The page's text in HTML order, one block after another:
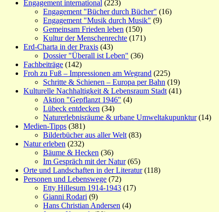
Engagement international (223)
Engagement "Bücher durch Bücher" (16)
Engagement "Musik durch Musik" (9)
Gemeinsam Frieden leben (150)
Kultur der Menschenrechte (171)
Erd-Charta in der Praxis (43)
Dossier "Überall ist Leben" (36)
Fachbeiträge (142)
Froh zu Fuß – Impressionen am Wegrand (225)
Schritte & Schienen – Europa per Bahn (19)
Kulturelle Nachhaltigkeit & Lebensraum Stadt (41)
Aktion "Gepflanzt 1946" (4)
Lübeck entdecken (34)
Naturerlebnisräume & urbane Umweltakupunktur(14)
Medien-Tipps (381)
Bilderbücher aus aller Welt (83)
Natur erleben (232)
Bäume & Hecken (36)
Im Gespräch mit der Natur(65)
Orte und Landschaften in der Literatur(118)
Personen und Lebenswege (72)
Etty Hillesum 1914-1943 (17)
Gianni Rodari (9)
Hans Christian Andersen (4)